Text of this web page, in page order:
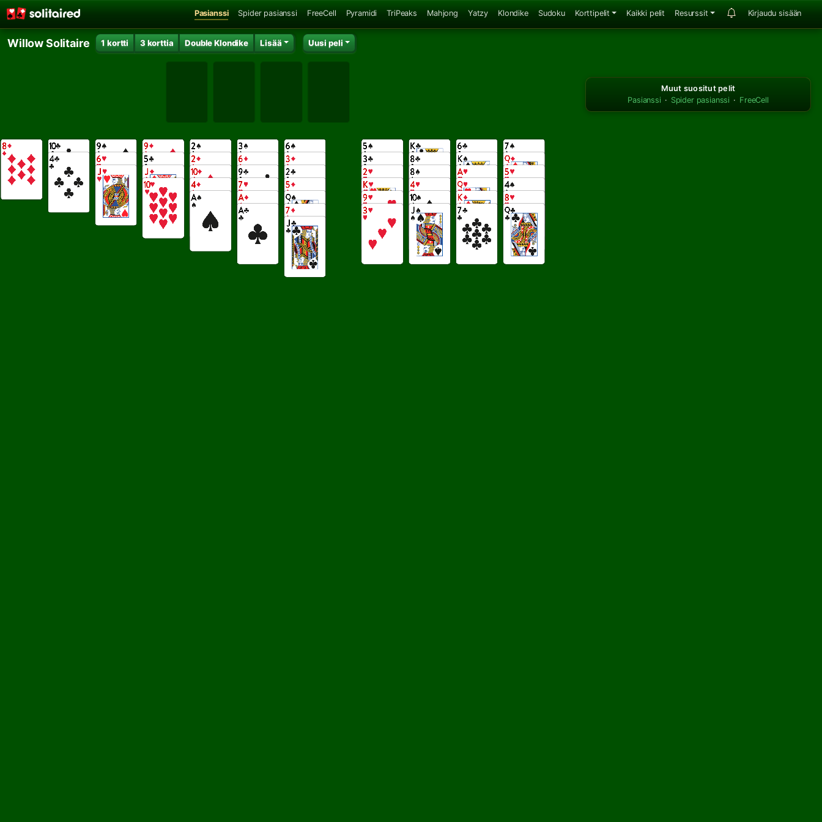
Pasianssi Spider pasianssi FreeCell Pyramidi TriPeaks Mahjong Yatzy Klondike Sudoku Korttipelit Kaikki pelit Resurssit Kirjaudu sisään
Willow Solitaire 1 kortti 3 korttia Double Klondike Lisää Uusi peli
Muut suositut pelit
Pasianssi · Spider pasianssi · FreeCell